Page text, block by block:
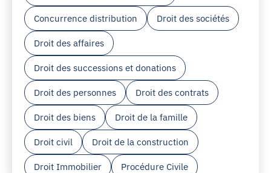
Concurrence distribution Droit des sociétés
Droit des affaires
Droit des successions et donations
Droit des personnes Droit des contrats
Droit des biens Droit de la famille
Droit civil Droit de la construction
Droit Immobilier Procédure Civile